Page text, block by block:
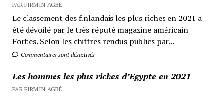
PAR FIRMIN AGBÉ
Le classement des finlandais les plus riches en 2021 a
été dévoilé par le très réputé magazine américain
Forbes. Selon les chiffres rendus publics par...
Commentaires sont désactivés
Les hommes les plus riches d’Egypte en 2021
PAR FIRMIN AGBÉ